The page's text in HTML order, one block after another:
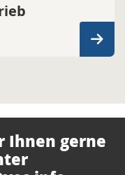
Ihnen gerne